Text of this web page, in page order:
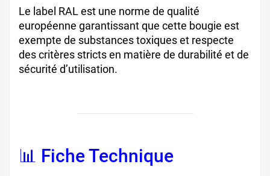
Le label RAL est une norme de qualité
européenne garantissant que cette bougie est
exempte de substances toxiques et respecte
des critères stricts en matière de durabilité et de
sécurité d’utilisation.
📊 Fiche Technique